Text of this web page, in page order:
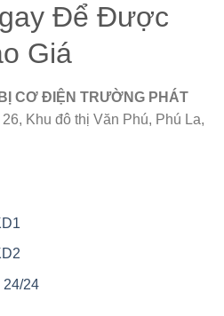
Để Được
Giá
CƠ ĐIỆN TRƯỜNG PHÁT
Khu đô thị Văn Phú, Phú La,
24/24